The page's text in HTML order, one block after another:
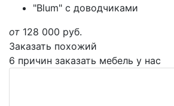
"Blum" с доводчиками
от 128 000 руб.
Заказать похожий
6 причин заказать мебель у нас